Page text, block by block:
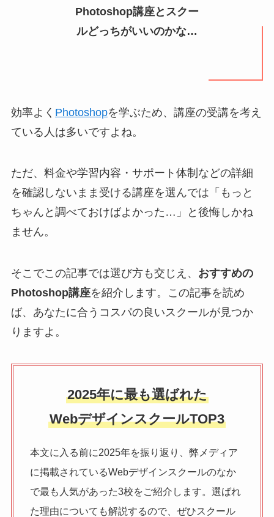
Photoshop講座とスクー
ルどっちがいいのかな…
効率よく Photoshopを学ぶため、講座の受講を考え
ている人は多いですよね。
ただ、料金や学習内容・サポート体制などの詳細
を確認しないまま受ける講座を選んでは「もっと
ちゃんと調べておけばよかった…」と後悔しかね
ません。
そこでこの記事では選び方も交じえ、 おすすめの
Photoshop講座を紹介します。この記事を読め
ば、あなたに合うコスパの良いスクールが見つか
りますよ。
2025年に最も選ばれた
WebデザインスクールTOP3
本文に入る前に2025年を振り返り、弊メディア
に掲載されているWebデザインスクールのなか
で最も人気があった3校をご紹介します。選ばれ
た理由についても解説するので、ぜひスクール